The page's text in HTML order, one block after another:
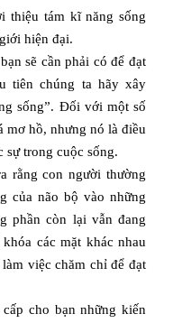
thiệu tám kĩ ​​năng sống
hiện đại.
sẽ cần phải có để đạt
tiên chúng ta hãy xây
sống”. Đối với một số
mơ hồ, nhưng nó là điều
sự trong cuộc sống.
rằng con người thường
của não bộ vào những
phần còn lại vẫn đang
các mặt khác nhau
việc chăm chỉ để đạt
cho bạn những kiến